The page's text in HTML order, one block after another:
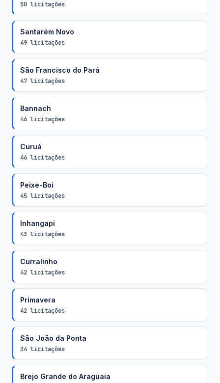
50 licitações
Santarém Novo
49 licitações
São Francisco do Pará
47 licitações
Bannach
46 licitações
Curuá
46 licitações
Peixe-Boi
45 licitações
Inhangapi
43 licitações
Curralinho
42 licitações
Primavera
42 licitações
São João da Ponta
34 licitações
Brejo Grande do Araguaia